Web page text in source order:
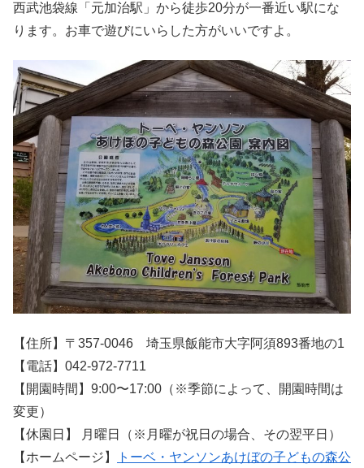
西武池袋線「元加治駅」から徒歩20分が一番近い駅にな
ります。お車で遊びにいらした方がいいですよ。
【住所】〒357-0046 埼玉県飯能市大字阿須893番地の1
【電話】042-972-7711
【開園時間】9:00〜17:00（※季節によって、開園時間は
変更）
【休園日】 月曜日（※月曜が祝日の場合、その翌平日）
【ホームページ】
トーベ・ヤンソンあけぼの子どもの森公